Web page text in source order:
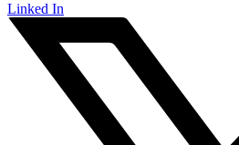
Linked In